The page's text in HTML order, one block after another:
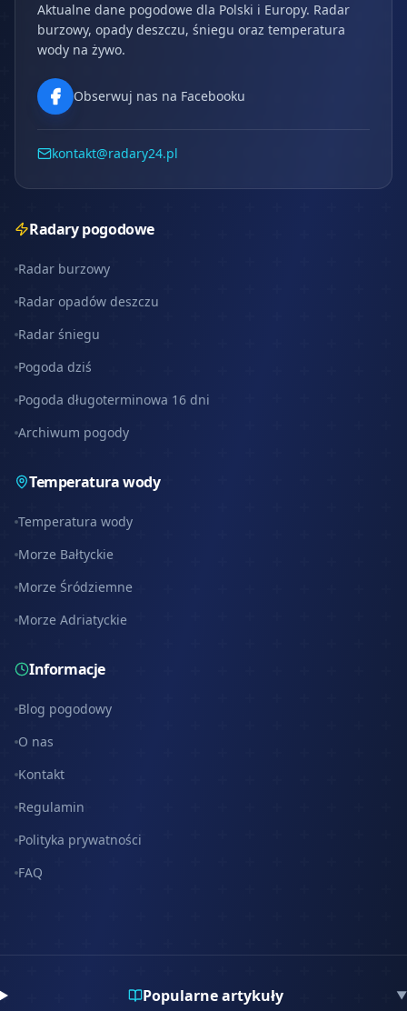
Aktualne dane pogodowe dla Polski i Europy. Radar
burzowy, opady deszczu, śniegu oraz temperatura
wody na żywo.
Obserwuj nas na Facebooku
kontakt@radary24.pl
Radary pogodowe
Radar burzowy
Radar opadów deszczu
Radar śniegu
Pogoda dziś
Pogoda długoterminowa 16 dni
Archiwum pogody
Temperatura wody
Temperatura wody
Morze Bałtyckie
Morze Śródziemne
Morze Adriatyckie
Informacje
Blog pogodowy
O nas
Kontakt
Regulamin
Polityka prywatności
FAQ
Popularne artykuły ▼